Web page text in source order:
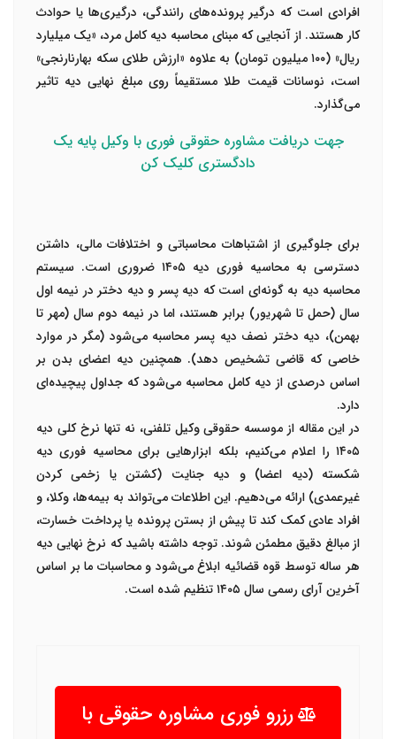
افرادی است که درگیر پرونده‌های رانندگی، درگیری‌ها یا حوادث
کار هستند. از آنجایی که مبنای محاسبه دیه کامل مرد، «یک میلیارد
ریال» (۱۰۰ میلیون تومان) به علاوه «ارزش طلای سکه بهار‌نارنجی»
است، نوسانات قیمت طلا مستقیماً روی مبلغ نهایی دیه تاثیر
می‌گذارد.
جهت دریافت مشاوره حقوقی فوری با وکیل پایه یک
دادگستری کلیک کن
برای جلوگیری از اشتباهات محاسباتی و اختلافات مالی، داشتن
دسترسی به محاسیه فوری دیه ۱۴۰۵ ضروری است. سیستم
محاسبه دیه به گونه‌ای است که دیه پسر و دیه دختر در نیمه اول
سال (حمل تا شهریور) برابر هستند، اما در نیمه دوم سال (مهر تا
بهمن)، دیه دختر نصف دیه پسر محاسبه می‌شود (مگر در موارد
خاصی که قاضی تشخیص دهد). همچنین دیه اعضای بدن بر
اساس درصدی از دیه کامل محاسبه می‌شود که جداول پیچیده‌ای
دارد.
در این مقاله از موسسه حقوقی وکیل تلفنی، نه تنها نرخ کلی دیه
۱۴۰۵ را اعلام می‌کنیم، بلکه ابزارهایی برای محاسیه فوری دیه
شکسته (دیه اعضا) و دیه جنایت (کشتن یا زخمی کردن
غیرعمدی) ارائه می‌دهیم. این اطلاعات می‌تواند به بیمه‌ها، وکلا، و
افراد عادی کمک کند تا پیش از بستن پرونده یا پرداخت خسارت،
از مبالغ دقیق مطمئن شوند. توجه داشته باشید که نرخ نهایی دیه
هر ساله توسط قوه قضائیه ابلاغ می‌شود و محاسبات ما بر اساس
آخرین آرای رسمی سال ۱۴۰۵ تنظیم شده است.
رزرو فوری مشاوره حقوقی با